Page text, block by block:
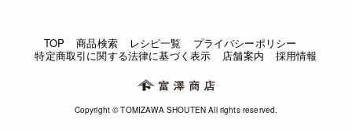
TOP 商品検索 レシピ一覧
プライバシーポリシー
特定商取引に関する法律に基づく表示
店舗案内 採用情報
Copyright © TOMIZAWA SHOUTEN All rights reserved.